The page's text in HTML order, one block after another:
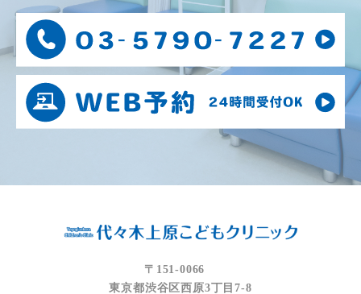
〒151-0066
東京都渋谷区西原3丁目7-8